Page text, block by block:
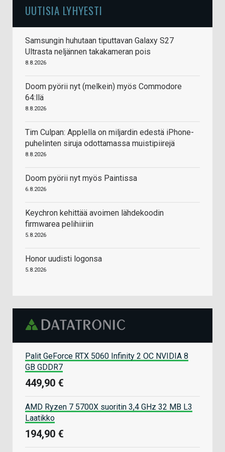
UUTISIA LYHYESTI
Samsungin huhutaan tiputtavan Galaxy S27
Ultrasta neljännen takakameran pois
8.8.2026
Doom pyörii nyt (melkein) myös Commodore
64:llä
8.8.2026
Tim Culpan: Applella on miljardin edestä iPhone-
puhelinten siruja odottamassa muistipiirejä
8.8.2026
Doom pyörii nyt myös Paintissa
6.8.2026
Keychron kehittää avoimen lähdekoodin
firmwarea pelihiiriin
5.8.2026
Honor uudisti logonsa
5.8.2026
Palit GeForce RTX 5060 Infinity 2 OC NVIDIA 8
GB GDDR7
449,90 €
AMD Ryzen 7 5700X suoritin 3,4 GHz 32 MB L3
Laatikko
194,90 €